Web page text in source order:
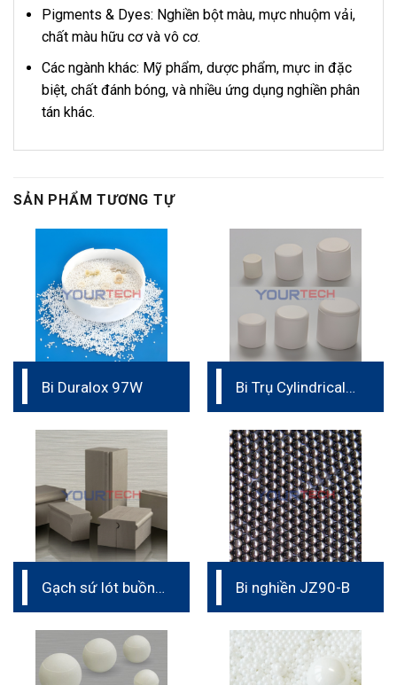
Pigments & Dyes: Nghiền bột màu, mực nhuộm vải,
chất màu hữu cơ và vô cơ.
Các ngành khác: Mỹ phẩm, dược phẩm, mực in đặc
biệt, chất đánh bóng, và nhiều ứng dụng nghiền phân
tán khác.
SẢN PHẨM TƯƠNG TỰ
Bi Duralox 97W
Bi Trụ Cylindrical
Gạch sứ lót buồng
Bi nghiền JZ90-B